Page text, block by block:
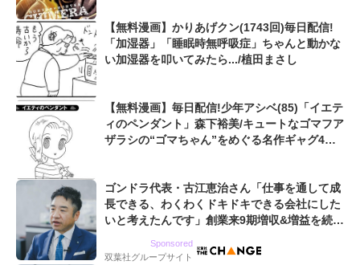
【無料漫画】かりあげクン(1743回)毎日配信!
「加湿器」「睡眠時無呼吸症」ちゃんと動かな
い加湿器を叩いてみたら.../植田まさし
【無料漫画】毎日配信!少年アシベ(85)「イエテ
ィのペンダント」森下裕美/キュートなゴマフア
ザラシの“ゴマちゃん”をめぐる名作ギャグ4コ
ゴンドラ代表・古江恵治さん「仕事を通して成
長できる、わくわくドキドキできる会社にした
いと考えたんです」創業来9期増収&増益を続け
Sponsored
双葉社グループサイト